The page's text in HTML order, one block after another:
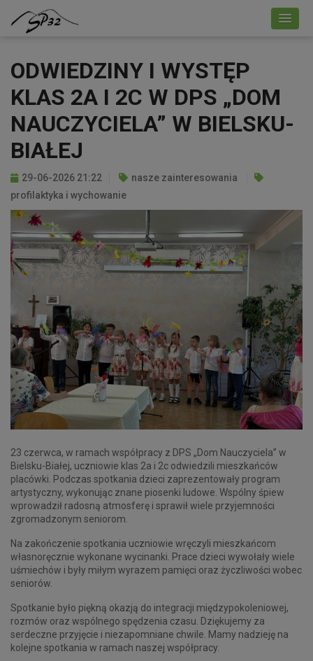
ODWIEDZINY I WYSTĘP
KLAS 2A I 2C W DPS „DOM
NAUCZYCIELA” W BIELSKU-
BIAŁEJ
29-06-2026 21:22
nasze zainteresowania
profilaktyka i wychowanie
23 czerwca, w ramach współpracy z DPS „Dom Nauczyciela” w
Bielsku-Białej, uczniowie klas 2a i 2c odwiedzili mieszkańców
placówki. Podczas spotkania dzieci zaprezentowały program
artystyczny, wykonując znane piosenki ludowe. Wspólny śpiew
wprowadził radosną atmosferę i sprawił wiele przyjemności
zgromadzonym seniorom.
Na zakończenie spotkania uczniowie wręczyli mieszkańcom
własnoręcznie wykonane wycinanki. Prace dzieci wywołały wiele
uśmiechów i były miłym wyrazem pamięci oraz życzliwości wobec
seniorów.
Spotkanie było piękną okazją do integracji międzypokoleniowej,
rozmów oraz wspólnego spędzenia czasu. Dziękujemy za
serdeczne przyjęcie i niezapomniane chwile. Mamy nadzieję na
kolejne spotkania w ramach naszej współpracy.